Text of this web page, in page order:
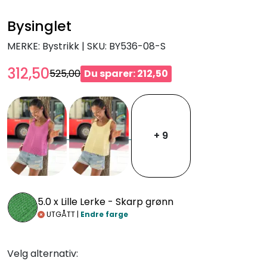
Bysinglet
MERKE: Bystrikk | SKU: BY536-08-S
312,50525,00 Du sparer: 212,50
+ 9
5.0 x Lille Lerke - Skarp grønn
UTGÅTT | Endre farge
Velg alternativ: